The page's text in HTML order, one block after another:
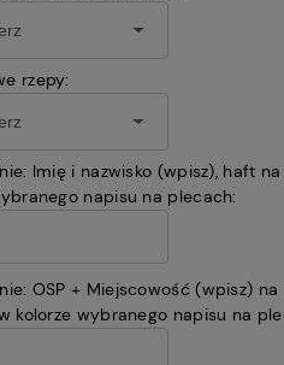
rzepy:
Imię i nazwisko (wpisz), haft
napisu na plecach:
OSP + Miejscowość (wpisz)
kolorze wybranego napisu na